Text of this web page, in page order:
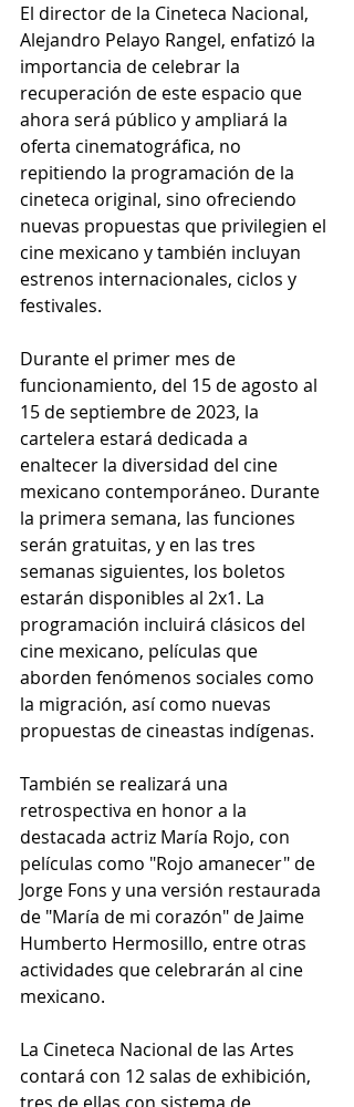
El director de la Cineteca Nacional,
Alejandro Pelayo Rangel, enfatizó la
importancia de celebrar la
recuperación de este espacio que
ahora será público y ampliará la
oferta cinematográfica, no
repitiendo la programación de la
cineteca original, sino ofreciendo
nuevas propuestas que privilegien el
cine mexicano y también incluyan
estrenos internacionales, ciclos y
festivales.
Durante el primer mes de
funcionamiento, del 15 de agosto al
15 de septiembre de 2023, la
cartelera estará dedicada a
enaltecer la diversidad del cine
mexicano contemporáneo. Durante
la primera semana, las funciones
serán gratuitas, y en las tres
semanas siguientes, los boletos
estarán disponibles al 2x1. La
programación incluirá clásicos del
cine mexicano, películas que
aborden fenómenos sociales como
la migración, así como nuevas
propuestas de cineastas indígenas.
También se realizará una
retrospectiva en honor a la
destacada actriz María Rojo, con
películas como "Rojo amanecer" de
Jorge Fons y una versión restaurada
de "María de mi corazón" de Jaime
Humberto Hermosillo, entre otras
actividades que celebrarán al cine
mexicano.
La Cineteca Nacional de las Artes
contará con 12 salas de exhibición,